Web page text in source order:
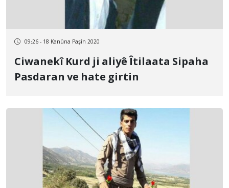
09:26 - 18 Kanûna Paşîn 2020
Ciwanekî Kurd ji aliyê Îtilaata Sipaha
Pasdaran ve hate girtin